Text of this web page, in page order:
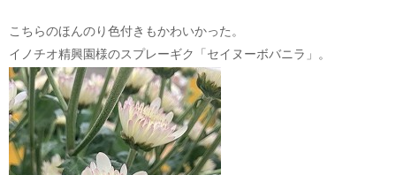
こちらのほんのり色付きもかわいかった。
イノチオ精興園様のスプレーギク「セイヌーボバニラ」。